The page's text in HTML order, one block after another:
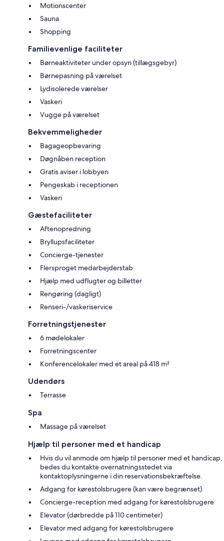
Motionscenter
Sauna
Shopping
Familievenlige faciliteter
Børneaktiviteter under opsyn (tillægsgebyr)
Børnepasning på værelset
Lydisolerede værelser
Vaskeri
Vugge på værelset
Bekvemmeligheder
Bagageopbevaring
Døgnåben reception
Gratis aviser i lobbyen
Pengeskab i receptionen
Vaskeri
Gæstefaciliteter
Aftenopredning
Bryllupsfaciliteter
Concierge-tjenester
Flersproget medarbejderstab
Hjælp med udflugter og billetter
Rengøring (dagligt)
Renseri-/vaskeriservice
Forretningstjenester
6 mødelokaler
Forretningscenter
Konferencelokaler med et areal på 418 m²
Udendørs
Terrasse
Spa
Massage på værelset
Hjælp til personer med et handicap
Hvis du vil anmode om hjælp til personer med et handicap,
bedes du kontakte overnatningsstedet via
kontaktoplysningerne i din reservationsbekræftelse.
Adgang for kørestolsbrugere (kan være begrænset)
Concierge-reception med adgang for kørestolsbrugere
Elevator (dørbredde på 110 centimeter)
Elevator med adgang for kørestolsbrugere